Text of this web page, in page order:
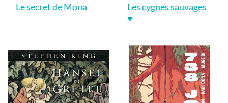
Le secret de Mona
Les cygnes sauvages
♥